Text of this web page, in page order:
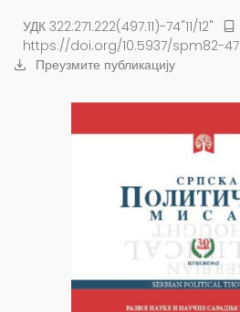
УДК 322:271.222(497.11)-74"11/12"
https://doi.org/10.5937/spm82-
Преузмите публикацију